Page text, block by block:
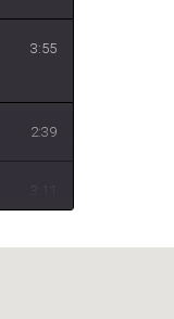
3:55
2:39